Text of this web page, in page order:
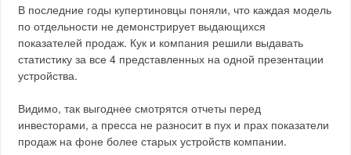
В последние годы купертиновцы поняли, что каждая модель
по отдельности не демонстрирует выдающихся
показателей продаж. Кук и компания решили выдавать
статистику за все 4 представленных на одной презентации
устройства.
Видимо, так выгоднее смотрятся отчеты перед
инвесторами, а пресса не разносит в пух и прах показатели
продаж на фоне более старых устройств компании.